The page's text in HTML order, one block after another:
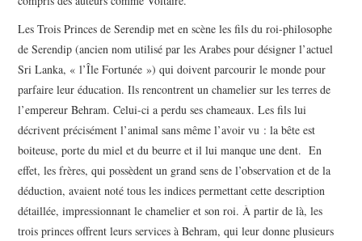
Les Trois Princes de Serendip met en scène les fils du roi-philosophe
de Serendip (ancien nom utilisé par les Arabes pour désigner l’actuel
Sri Lanka, « l’Île Fortunée ») qui doivent parcourir le monde pour
parfaire leur éducation. Ils rencontrent un chamelier sur les terres de
l’empereur Behram. Celui-ci a perdu ses chameaux. Les fils lui
décrivent précisément l’animal sans même l’avoir vu : la bête est
boiteuse, porte du miel et du beurre et il lui manque une dent. En
effet, les frères, qui possèdent un grand sens de l’observation et de la
déduction, avaient noté tous les indices permettant cette description
détaillée, impressionnant le chamelier et son roi. À partir de là, les
trois princes offrent leurs services à Behram, qui leur donne plusieurs